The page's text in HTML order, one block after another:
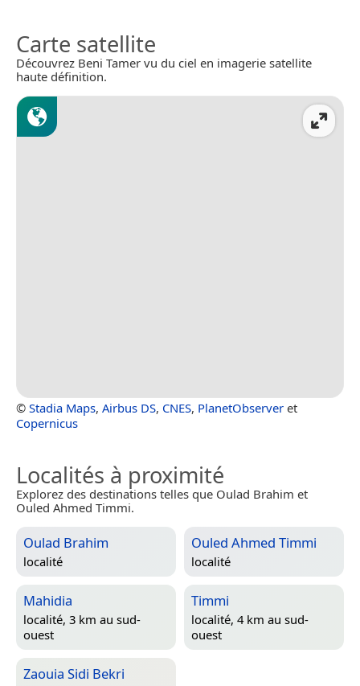
Carte satellite
Découvrez Beni Tamer vu du ciel en imagerie satellite
haute définition.
© Stadia Maps, Airbus DS, CNES, PlanetObserver et
Copernicus
Localités à proximité
Explorez des destinations telles que Oulad Brahim et
Ouled Ahmed Timmi.
Oulad Brahim
localité
Ouled Ahmed Timmi
localité
Mahidia
localité, 3 km au sud-
ouest
Timmi
localité, 4 km au sud-
ouest
Zaouia Sidi Bekri